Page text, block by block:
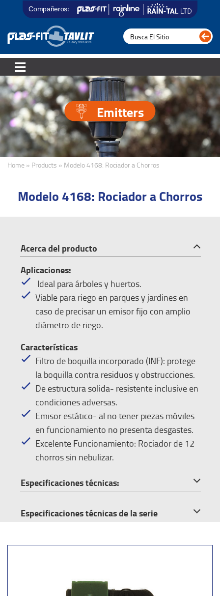
Compañeros:
Emitters
Home » Products » Modelo 4168: Rociador a Chorros
Modelo 4168: Rociador a Chorros
Acerca del producto
Aplicaciones:
Ideal para árboles y huertos.
Viable para riego en parques y jardines en
caso de precisar un emisor fijo con amplio
diámetro de riego.
Características
Filtro de boquilla incorporado (INF): protege
la boquilla contra residuos y obstrucciones.
De estructura solida- resistente inclusive en
condiciones adversas.
Emisor estático- al no tener piezas móviles
en funcionamiento no presenta desgastes.
Excelente Funcionamiento: Rociador de 12
chorros sin nebulizar.
Especificaciones técnicas:
Especificaciones técnicas de la serie